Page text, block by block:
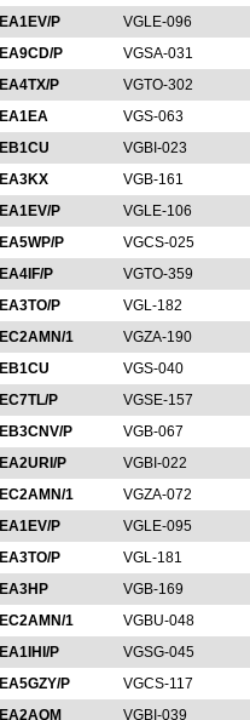
EA1EV/P
VGLE-096
EA9CD/P
VGSA-031
EA4TX/P
VGTO-302
EA1EA
VGS-063
EB1CU
VGBI-023
EA3KX
VGB-161
EA1EV/P
VGLE-106
EA5WP/P
VGCS-025
EA4IF/P
VGTO-359
EA3TO/P
VGL-182
EC2AMN/1
VGZA-190
EB1CU
VGS-040
EC7TL/P
VGSE-157
EB3CNV/P
VGB-067
EA2URI/P
VGBI-022
EC2AMN/1
VGZA-072
EA1EV/P
VGLE-095
EA3TO/P
VGL-181
EA3HP
VGB-169
EC2AMN/1
VGBU-048
EA1IHI/P
VGSG-045
EA5GZY/P
VGCS-117
EA2AQM
VGBI-039